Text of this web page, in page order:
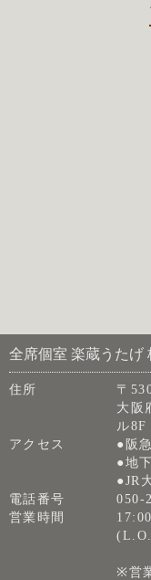
全席個室 楽蔵うたげ
住所
〒
大阪
ル8F
アクセス
●阪
●地
●JR
電話番号
050-
営業時間
※営